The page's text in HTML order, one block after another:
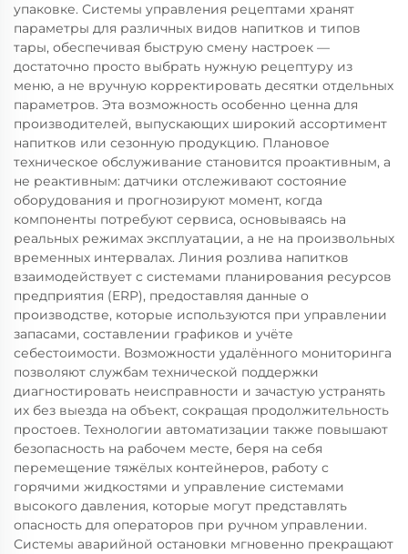
упаковке. Системы управления рецептами хранят
параметры для различных видов напитков и типов
тары, обеспечивая быструю смену настроек —
достаточно просто выбрать нужную рецептуру из
меню, а не вручную корректировать десятки отдельных
параметров. Эта возможность особенно ценна для
производителей, выпускающих широкий ассортимент
напитков или сезонную продукцию. Плановое
техническое обслуживание становится проактивным, а
не реактивным: датчики отслеживают состояние
оборудования и прогнозируют момент, когда
компоненты потребуют сервиса, основываясь на
реальных режимах эксплуатации, а не на произвольных
временных интервалах. Линия розлива напитков
взаимодействует с системами планирования ресурсов
предприятия (ERP), предоставляя данные о
производстве, которые используются при управлении
запасами, составлении графиков и учёте
себестоимости. Возможности удалённого мониторинга
позволяют службам технической поддержки
диагностировать неисправности и зачастую устранять
их без выезда на объект, сокращая продолжительность
простоев. Технологии автоматизации также повышают
безопасность на рабочем месте, беря на себя
перемещение тяжёлых контейнеров, работу с
горячими жидкостями и управление системами
высокого давления, которые могут представлять
опасность для операторов при ручном управлении.
Системы аварийной остановки мгновенно прекращают